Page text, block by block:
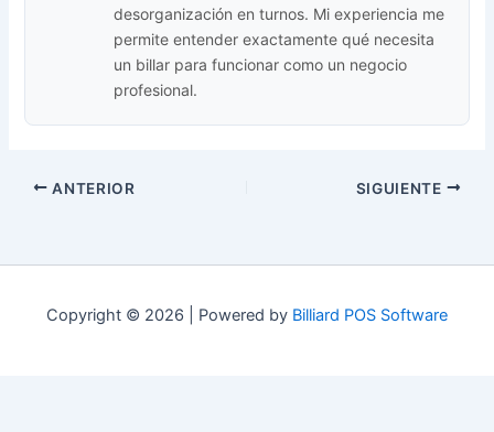
desorganización en turnos. Mi experiencia me
permite entender exactamente qué necesita
un billar para funcionar como un negocio
profesional.
ANTERIOR SIGUIENTE
Copyright © 2026 | Powered by Billiard POS Software